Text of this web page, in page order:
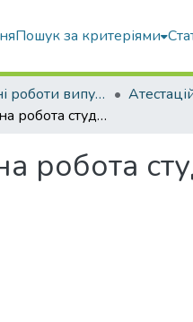
Пошук за критеріями
Атестаційні роботи випускників
Атестаційна робота студентки Свінціцькoї Валерії Вячеславівни
робота